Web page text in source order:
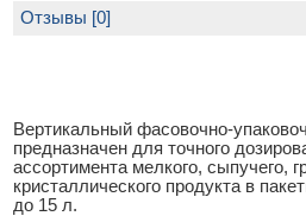
Вертикальный фасовочно-
предназначен для точного
ассортимента мелкого, сыпучего,
кристаллического продукта в
до 15 л.
Отзывы [0]